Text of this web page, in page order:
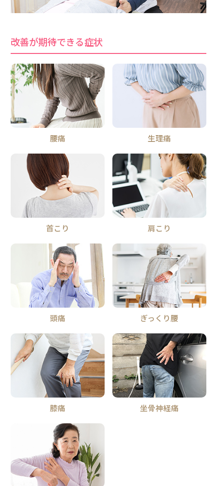
改善が期待できる症状
腰痛 生理痛
首こり 肩こり
頭痛 ぎっくり腰
膝痛 坐骨神経痛